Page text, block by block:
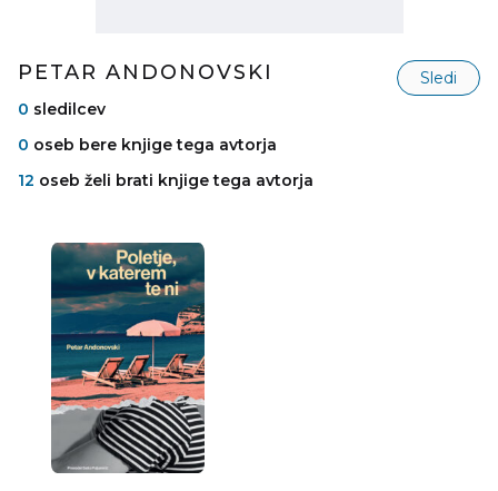
PETAR ANDONOVSKI
Sledi
0 sledilcev
0 oseb bere knjige tega avtorja
12 oseb želi brati knjige tega avtorja